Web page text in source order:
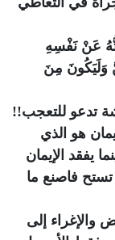
عَنْ نَفْسِهِ
وَلَيَكُونَ مِنَ
تدعو للتعجب!!
هو الذي
يفقد الإيمان
تستح فاصنع ما
والإغراء إلى